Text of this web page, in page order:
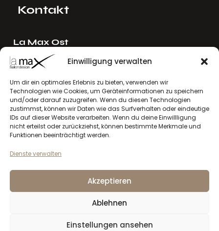
Einwilligung verwalten
Um dir ein optimales Erlebnis zu bieten, verwenden wir
Technologien wie Cookies, um Geräteinformationen zu speichern
und/oder darauf zuzugreifen. Wenn du diesen Technologien
zustimmst, können wir Daten wie das Surfverhalten oder eindeutige
IDs auf dieser Website verarbeiten. Wenn du deine Einwillligung
nicht erteilst oder zurückziehst, können bestimmte Merkmale und
Funktionen beeinträchtigt werden.
Dienste verwalten
Akzeptieren
Ablehnen
Einstellungen ansehen
Kontakt
La Max Ost
Ing. Reinhard Mayer e.U.
Stadlgasse 4
2122 Riedenthal, Austria
E-Mail:mayer[at]lamax.at
+436643432630
La Max West
Andreas Larcher e.U.
6410 Telfs, Austria
larcher[at]lamax.at
Datenschutzerklärung Impressum